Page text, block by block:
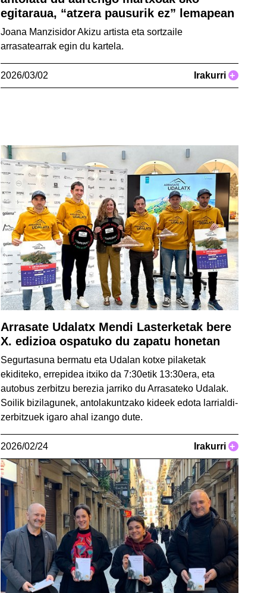
egitaraua, “atzera pausurik ez” lemapean
Joana Manzisidor Akizu artista eta sortzaile
arrasatearrak egin du kartela.
2026/03/02 Irakurri +
Arrasate Udalatx Mendi Lasterketak bere
X. edizioa ospatuko du zapatu honetan
Segurtasuna bermatu eta Udalan kotxe pilaketak
ekiditeko, errepidea itxiko da 7:30etik 13:30era, eta
autobus zerbitzu berezia jarriko du Arrasateko Udalak.
Soilik bizilagunek, antolakuntzako kideek edota larrialdi-
zerbitzuek igaro ahal izango dute.
2026/02/24 Irakurri +